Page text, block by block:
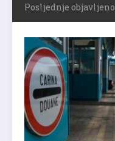
Posljednje objavljeno